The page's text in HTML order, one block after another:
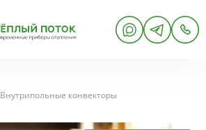
Внутрипольные конвекторы